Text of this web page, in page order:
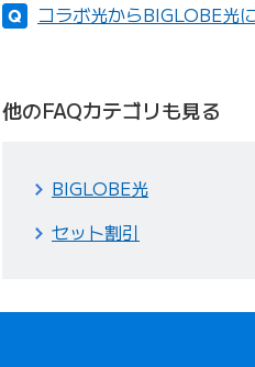
コラボ光からBIGLOBE光
他のFAQカテゴリも見る
BIGLOBE光
セット割引